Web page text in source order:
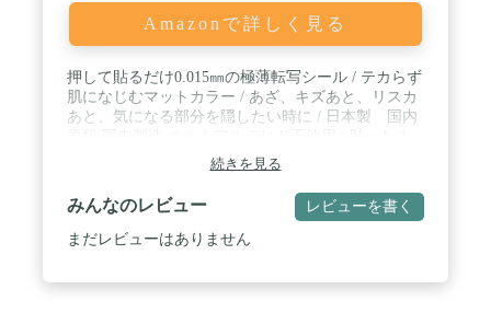
Amazonで詳しく見る
押して貼るだけ0.015㎜の極薄転写シール / テカらず
肌になじむマットカラー / あざ、キズあと、リスカ
あと、気になる部分を隠したい時に / 日本製 国内
ま数日間使用OK(1度はがすと再度貼ることはできま
続きを見る
みんなのレビュー レビューを書く
まだレビューはありません